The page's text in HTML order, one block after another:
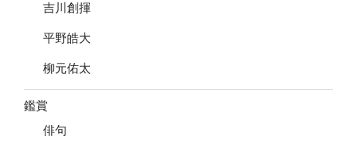
吉川創揮
平野皓大
柳元佑太
鑑賞
俳句